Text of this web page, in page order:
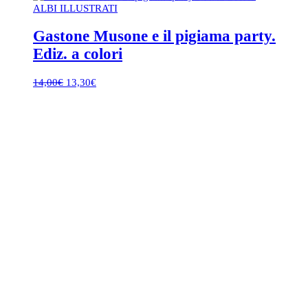
ALBI ILLUSTRATI
Gastone Musone e il pigiama party.
Ediz. a colori
14,00€ Il13,30€Il